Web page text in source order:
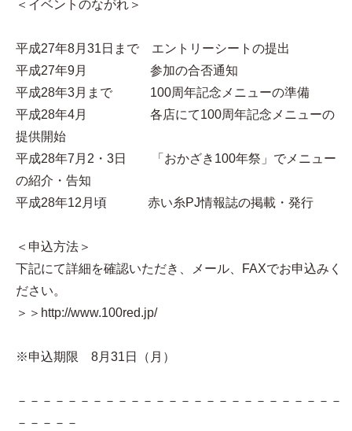
＜イベントのながれ＞
平成27年8月31日まで エントリーシートの提出
平成27年9月 参加の合否通知
平成28年3月まで 100周年記念メニューの準備
平成28年4月 各店にて100周年記念メニューの
提供開始
平成28年7月2・3日 「おかざき100年祭」でメニュー
の紹介・告知
平成28年12月頃 赤い糸PJ情報誌の掲載・発行
＜申込方法＞
下記にて詳細を確認いただき、メール、FAXでお申込みく
ださい。
＞＞http://www.100red.jp/
※申込期限 8月31日（月）
－－－－－－－－－－－－－－－－－－－－－－－－－－
－－－－－